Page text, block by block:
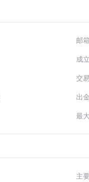
邮箱
成
交
出
最
主